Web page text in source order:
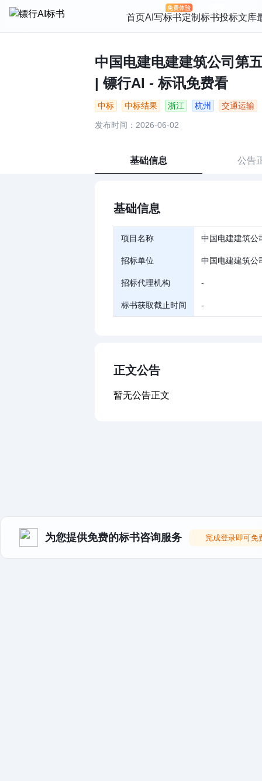
首页AI写标书定制标书投标文库
中国电建电建建筑公司第
| 镖行AI - 标讯免费看
中标 中标结果 浙江 杭州 交通运输
发布时间：2026-06-02
基础信息 公告
基础信息
项目名称 中国电建建筑公
招标单位 中国电建建筑公
招标代理机构 -
标书获取截止时间 -
正文公告
暂无公告正文
为您提供免费的标书咨询服务 完成登录即可免